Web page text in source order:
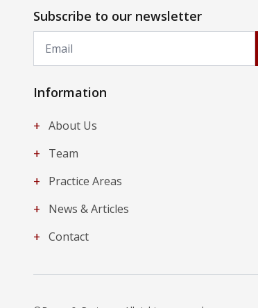
Subscribe to our newsletter
Information
+ About Us
+ Team
+ Practice Areas
+ News & Articles
+ Contact